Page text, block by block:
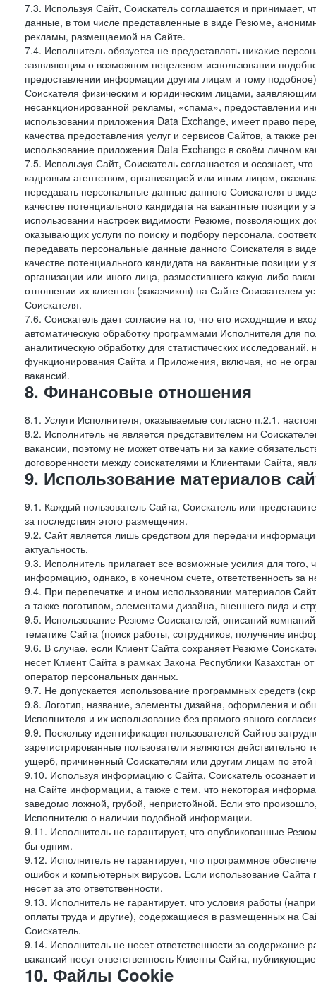
7.3. Используя Сайт, Соискатель соглашается и принимает,
данные, в том числе представленные в виде Резюме,
рекламы, размещаемой на Сайте.
7.4. Исполнитель обязуется не предоставлять никакие
заявляющим о возможном нецелевом использовании
предоставлении информации другим лицам и тому
Соискателя физическим и юридическим лицами,
несанкционированной рекламы, «спама», предоставлении
использовании приложения Data Exchange, имеет право
качества предоставления услуг и сервисов Сайтов, а также
использование приложения Data Exchange в своём личном
7.5. Используя Сайт, Соискатель соглашается и осознает,
кадровым агентством, организацией или иным лицом,
передавать персональные данные данного Соискателя в
качестве потенциального кандидата на вакантные позиции у
использовании настроек видимости Резюме, позволяющих
оказывающих услуги по поиску и подбору персонала,
передавать персональные данные данного Соискателя в
качестве потенциального кандидата на вакантные позиции у
организации или иного лица, разместившего какую-либо
отношении их клиентов (заказчиков) на Сайте Соискателем
Соискателя.
7.6. Соискатель дает согласие на то, что его исходящие и
автоматическую обработку программами Исполнителя для
аналитическую обработку для статистических
функционирования Сайта и Приложения, включая, но не
вакансий.
8. Финансовые отношения
8.1. Услуги Исполнителя, оказываемые согласно п.2.1.
8.2. Исполнитель не является представителем ни
вакансии, поэтому не может отвечать ни за какие
договоренности между соискателями и Клиентами Сайта,
9. Использование материалов
9.1. Каждый пользователь Сайта, Соискатель или
за последствия этого размещения.
9.2. Сайт является лишь средством для передачи
актуальность.
9.3. Исполнитель прилагает все возможные усилия для
информацию, однако, в конечном счете, ответственность за
9.4. При перепечатке и ином использовании материалов
а также логотипом, элементами дизайна, внешнего вида и
9.5. Использование Резюме Соискателей, описаний
тематике Сайта (поиск работы, сотрудников, получение
9.6. В случае, если Клиент Сайта сохраняет Резюме
несет Клиент Сайта в рамках Закона Республики
оператор персональных данных.
9.7. Не допускается использование программных средств
9.8. Логотип, название, элементы дизайна, оформления и
Исполнителя и их использование без прямого явного
9.9. Поскольку идентификация пользователей Сайтов
зарегистрированные пользователи являются
ущерб, причиненный Соискателям или другим лицам по этой
9.10. Используя информацию с Сайта, Соискатель осознает
на Сайте информации, а также с тем, что некоторая
заведомо ложной, грубой, непристойной. Если это
Исполнителю о наличии подобной информации.
9.11. Исполнитель не гарантирует, что опубликованные
бы одним.
9.12. Исполнитель не гарантирует, что программное
ошибок и компьютерных вирусов. Если использование
несет за это ответственности.
9.13. Исполнитель не гарантирует, что условия работы
оплаты труда и другие), содержащиеся в размещенных на
Соискатель.
9.14. Исполнитель не несет ответственности за
вакансий несут ответственность Клиенты Сайта,
10. Файлы Cookie